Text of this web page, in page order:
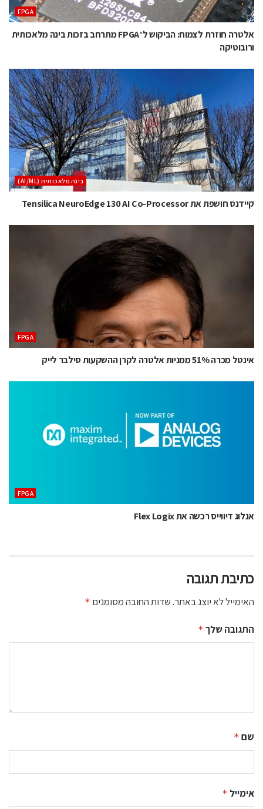
‫‪FPGA‬‬
אלטרה חוזרת לצמוח: הביקוש ל־FPGA מתרחב בזכות בינה מלאכותית
ורובוטיקה
בינה מלאכותית (AI/ML)
קיידנס חושפת את Tensilica NeuroEdge 130 AI Co-Processor
‫‪FPGA‬‬
אינטל מכרה 51% ממניות אלטרה לקרן ההשקעות סילבר לייק
‫‪FPGA‬‬
אנלוג דיווייס רכשה את Flex Logix
כתיבת תגובה
האימייל לא יוצג באתר.שדות החובה מסומנים *
התגובה שלך *
שם *
אימייל *